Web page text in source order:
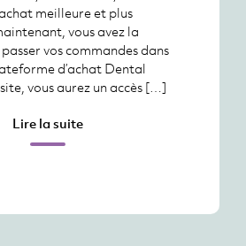
meilleure et plus
vous avez la
vos commandes dans
d’achat Dental
vous aurez un accès […]
Lire la suite